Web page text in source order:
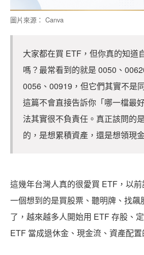
圖片來源： Canva
大家都在買 ETF，但你真的知道
嗎？最常看到的就是 0050、
0056、00919，但它們其實不是
這篇不會直接告訴你「哪一檔最
法其實很不負責任。真正該問的
的，是想累積資產，還是想領現
這幾年台灣人真的很愛買 ETF，以
一個想到的是買股票、聽明牌、找飆
了，越來越多人開始用 ETF 存股、
ETF 當成退休金、現金流、資產配置